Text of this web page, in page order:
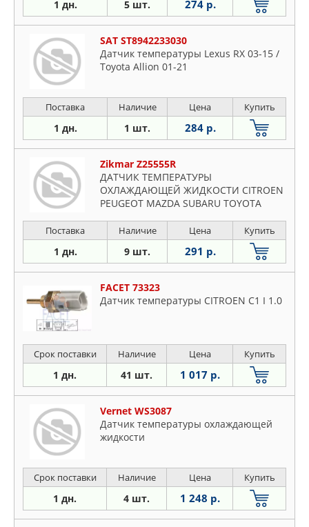
1 дн. 5 шт. 274 р.
SAT ST8942233030
Датчик температуры Lexus RX 03-15 /
Toyota Allion 01-21
Поставка Наличие Цена Купить
1 дн. 1 шт. 284 р.
Zikmar Z25555R
ДАТЧИК ТЕМПЕРАТУРЫ
ОХЛАЖДАЮЩЕЙ ЖИДКОСТИ CITROEN
PEUGEOT MAZDA SUBARU TOYOTA
Поставка Наличие Цена Купить
1 дн. 9 шт. 291 р.
FACET 73323
Датчик температуры CITROEN C1 I 1.0
Срок поставки Наличие Цена Купить
1 дн. 41 шт. 1 017 р.
Vernet WS3087
Датчик температуры охлаждающей
жидкости
Срок поставки Наличие Цена Купить
1 дн. 4 шт. 1 248 р.